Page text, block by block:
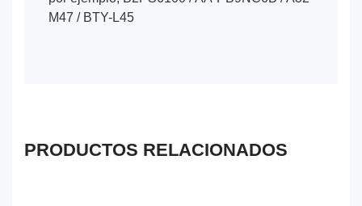
M47 / BTY-L45
PRODUCTOS RELACIONADOS